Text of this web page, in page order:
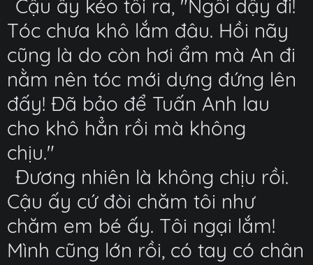
Cậu ấy kéo tôi ra, "Ngồi dậy đi!
Tóc chưa khô lắm đâu. Hồi nãy
cũng là do còn hơi ẩm mà An đi
nằm nên tóc mới dựng đứng lên
đấy! Đã bảo để Tuấn Anh lau
cho khô hẳn rồi mà không
chịu."
Đương nhiên là không chịu rồi.
Cậu ấy cứ đòi chăm tôi như
chăm em bé ấy. Tôi ngại lắm!
Mình cũng lớn rồi, có tay có chân